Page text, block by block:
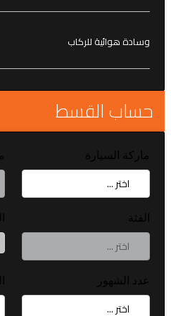
وسادة هوائية للركاب
حساب القسط
ماركة السيارة
الفئة
عدد الشهور